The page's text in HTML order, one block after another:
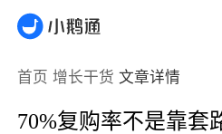
首页 增长干货 文章详情
70%复购率不是靠套